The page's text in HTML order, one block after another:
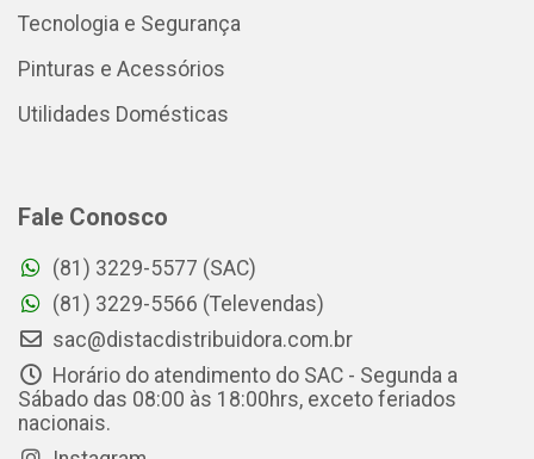
Tecnologia e Segurança
Pinturas e Acessórios
Utilidades Domésticas
Fale Conosco
(81) 3229-5577 (SAC)
(81) 3229-5566 (Televendas)
sac@distacdistribuidora.com.br
Horário do atendimento do SAC - Segunda a
Sábado das 08:00 às 18:00hrs, exceto feriados
nacionais.